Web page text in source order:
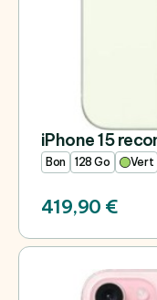
iPhone 15
128 Go
Bon Vert
419,90 €